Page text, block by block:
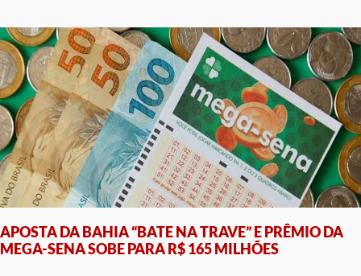
APOSTA DA BAHIA “BATE NA TRAVE” E PRÊMIO DA
MEGA-SENA SOBE PARA R$ 165 MILHÕES